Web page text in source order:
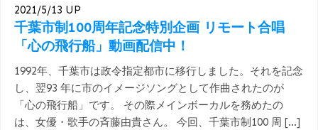
2021/5/13 UP
千葉市制100周年記念特別企画 リモート合唱
「心の飛行船」動画配信中！
1992年、千葉市は政令指定都市に移行しました。それを記念
し、翌93 年に市のイメージソングとして作曲されたのが
「心の飛行船」です。 その際メインボーカルを務めたの
は、女優・歌手の斉藤由貴さん。 今回、千葉市制100 周 […]